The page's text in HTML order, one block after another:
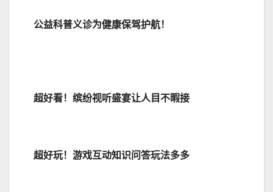
公益科普义诊为健康保驾护航！
超好看！缤纷视听盛宴让人目不暇接
超好玩！游戏互动知识问答玩法多多